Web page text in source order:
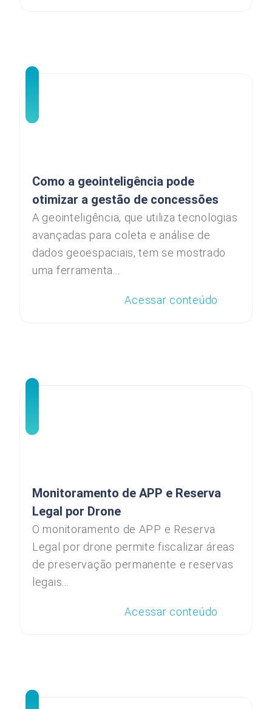
Como a geointeligência pode
otimizar a gestão de concessões
A geointeligência, que utiliza tecnologias
avançadas para coleta e análise de
dados geoespaciais, tem se mostrado
uma ferramenta...
Acessar conteúdo
Monitoramento de APP e Reserva
Legal por Drone
O monitoramento de APP e Reserva
Legal por drone permite fiscalizar áreas
de preservação permanente e reservas
legais...
Acessar conteúdo